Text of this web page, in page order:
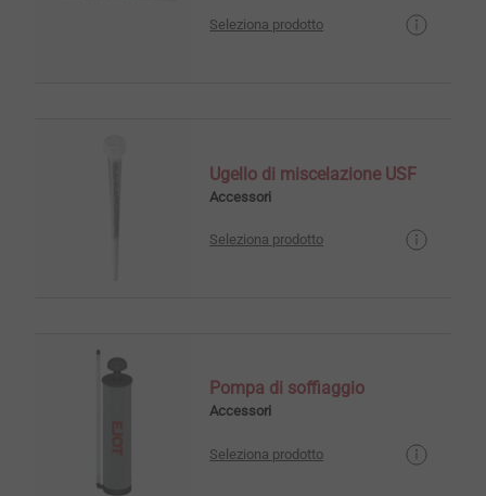
Seleziona prodotto
Ugello di miscelazione USF
Accessori
Seleziona prodotto
Pompa di soffiaggio
Accessori
Seleziona prodotto